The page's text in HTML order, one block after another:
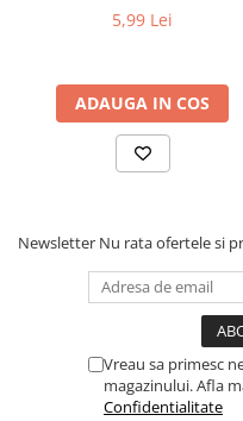
distanta minima a
alimentare: surse de
stabilizată de 12VDC
conexiuni electrice: lipire
10000K • IP68
5,99 Lei
ADAUGA IN COS
Newsletter Nu rata ofertele si
Vreau sa primesc
magazinului. Afla
Confidentialitate